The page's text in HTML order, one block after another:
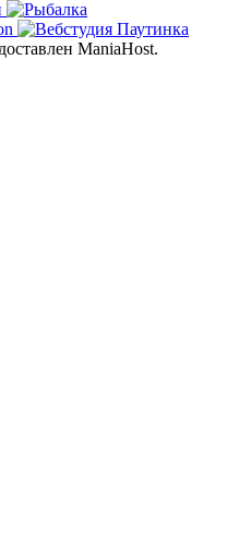
ManiaHost.